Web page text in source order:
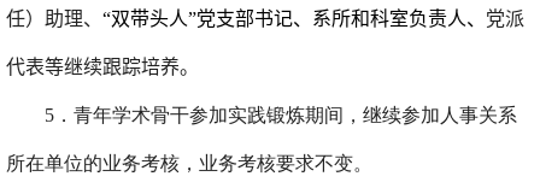
任）助理、 “双带头人”党支部书记、系所和科室负责人、 党派
代表等继续跟踪培养。
5 ．青年学术骨干参加实践锻炼期间，继续参加人事关系
所在单位的业务考核，业务考核要求不变。